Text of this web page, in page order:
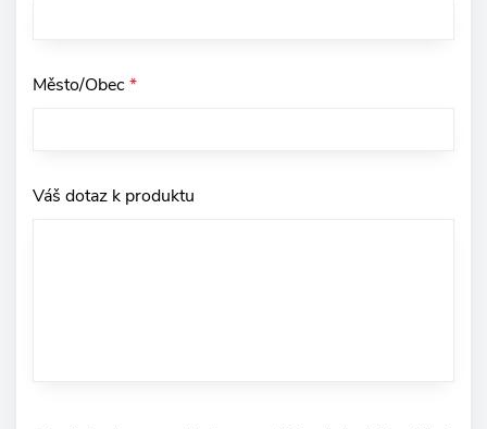
Město/Obec*
Váš dotaz k produktu